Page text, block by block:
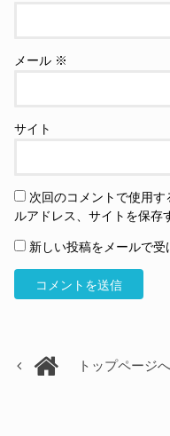
メール ※
サイト
次回のコメントで使用
ルアドレス、サイトを保存
新しい投稿をメールで受
トップページへ